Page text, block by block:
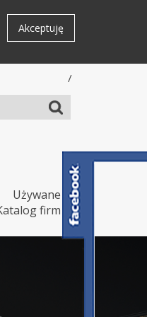
Akceptuję
/
Używane
firm